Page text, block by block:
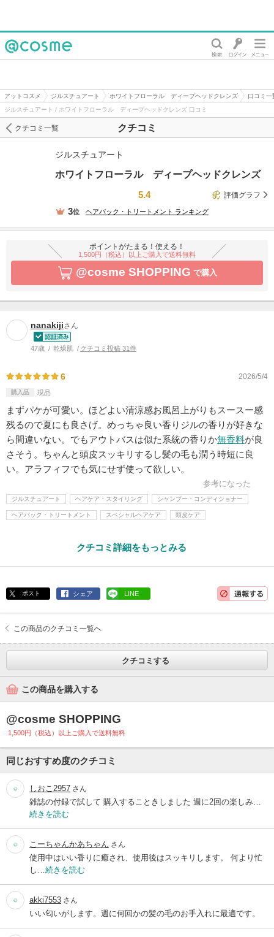
アットコスメ ジルスチュアート ホワイトフローラル ディープヘッドクレンズ
口コミ一
ジルスチュアート / ホワイトフローラル ディープヘッドクレンズ 口コミ
クチコミ
クチコミ一覧
ジルスチュアート
ホワイトフローラル ディープヘッドクレンズ
5.4
評価グラフ
3位 ヘアパック・トリートメント ランキング
ポイントがたまる！使える！
1,500円（税込）以上ご購入で送料無料
@cosme SHOPPING で購入
nanakijiさん
47歳 乾燥肌 クチコミ投稿 31件
6 2026/5/4
購入品 現品
まずパケが可愛い。ほどよい清涼感お風呂上がりもスースー感
残るので夏にも良さげ。めっちゃ良い香りジルの香りが好きな
ら間違いない。でもアウトバスは似た系統の香りか無香料が良
さそう。ちゃんと頭皮スッキリするし髪の毛も潤う時短に良
い。アラフィフでも気にせず使って欲しい。
参考になった
ジルスチュアート ヘアケア・スタイリング シャンプー・コンディショナー
ヘアパック・トリートメント スペシャルヘアケア 頭皮ケア
クチコミ詳細をもっとみる
ポスト シェア LINE
この商品のクチコミ一覧へ
クチコミする
この商品を購入する
@cosme SHOPPING
1,500円（税込）以上ご購入で送料無料
同じおすすめ度のクチコミ
しおこ2957 さん
雑誌の付録で試して 購入することきしました 週に2回の楽しみ…
続きを読む
こーちゃんかあちゃん さん
使用中はいい香りに癒され、使用後はスッキリします。 何より忙
し… 続きを読む
akki7553 さん
いい匂いがします。週に何回かの髪の毛のお手入れに最適です。